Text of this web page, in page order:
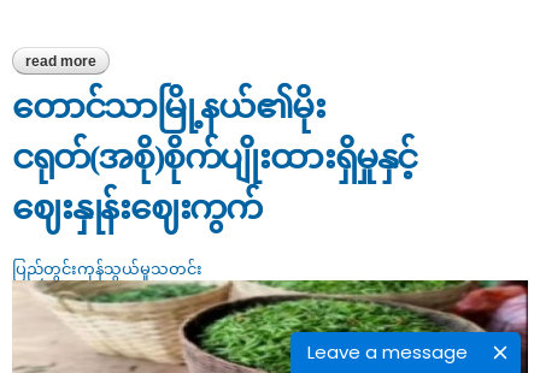
Leave a message
read more about ၂၀၂၆ ခုနှစ်၊ ဩဂုတ်လ ပထမပတ်တွင် မရမ်းကုန်းမြို့နယ်၊ ဘုရင့်
နောင်ပွဲရုံရှိ ကြက်သွန်ဖြူနီ၊ ကြက်သွန်ဖြူနှင့် အာလူးဈေးနှုန်းများ
တောင်သာမြို့နယ်၏မိုး
ငရုတ်(အစို)စိုက်ပျိုးထားရှိမှုနှင့်
ဈေးနှုန်းဈေးကွက်
ပြည်တွင်းကုန်သွယ်မှုသတင်း